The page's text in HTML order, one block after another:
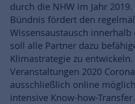
durch die NHW im Jahr
Bündnis fördert den
Wissensaustausch innerhalb
soll alle Partner dazu
Klimastrategie zu
Veranstaltungen 2020
ausschließlich online
intensive Know-how-